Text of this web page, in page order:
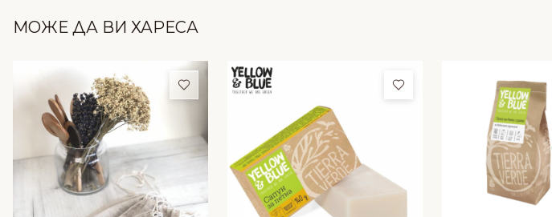
МОЖЕ ДА ВИ ХАРЕСА
Добави в любими Добави в любими